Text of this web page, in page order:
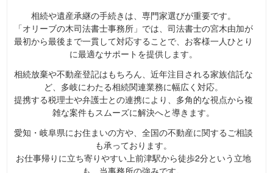
相続や遺産承継の手続きは、専門家選びが重要です。
「オリーブの木司法書士事務所」では、司法書士の宮木由加が
最初から最後まで一貫して対応することで、お客様一人ひとり
に最適なサポートを提供します。
相続放棄や不動産登記はもちろん、近年注目される家族信託な
ど、多岐にわたる相続関連業務に幅広く対応。
提携する税理士や弁護士との連携により、多角的な視点から複
雑な案件もスムーズに解決へと導きます。
愛知・岐阜県にお住まいの方や、全国の不動産に関するご相談
も承っております。
お仕事帰りに立ち寄りやすい上前津駅から徒歩2分という立地